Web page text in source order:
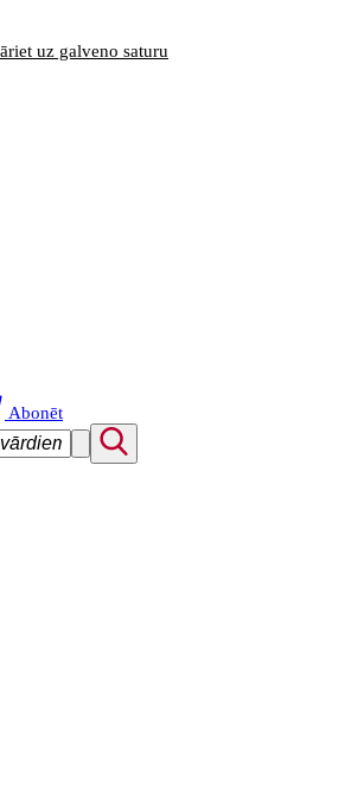
uz galveno saturu
Abonēt